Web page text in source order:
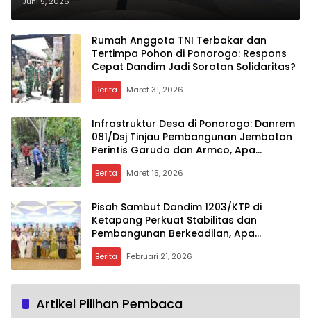
Pembangunan dan Stabilitas
Daerah?
Rumah Anggota TNI Terbakar dan
Tertimpa Pohon di Ponorogo: Respons
Cepat Dandim Jadi Sorotan Solidaritas?
Berita Maret 31, 2026
Infrastruktur Desa di Ponorogo: Danrem
081/Dsj Tinjau Pembangunan Jembatan
Perintis Garuda dan Armco, Apa
Manfaatnya?
Berita Maret 15, 2026
Pisah Sambut Dandim 1203/KTP di
Ketapang Perkuat Stabilitas dan
Pembangunan Berkeadilan, Apa
Dampaknya?
Berita Februari 21, 2026
Artikel Pilihan Pembaca